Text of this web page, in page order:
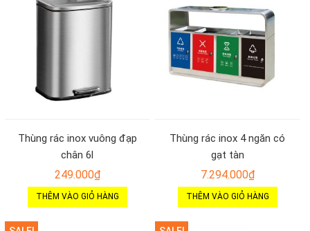
Thùng rác inox vuông đạp
chân 6l
249.000₫
THÊM VÀO GIỎ HÀNG
Thùng rác inox 4 ngăn có
gạt tàn
7.294.000₫
THÊM VÀO GIỎ HÀNG